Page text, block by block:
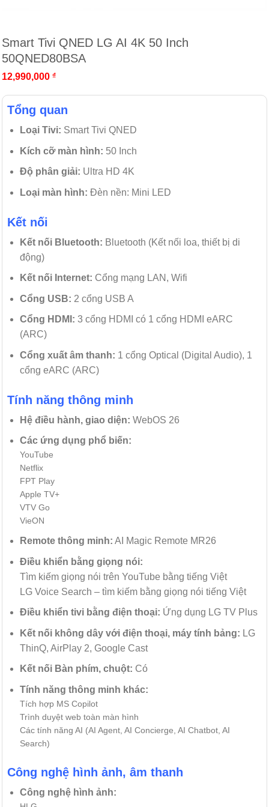
Smart Tivi QNED LG AI 4K 50 Inch
50QNED80BSA
12,990,000 ₫
Tổng quan
Loại Tivi: Smart Tivi QNED
Kích cỡ màn hình: 50 Inch
Độ phân giải: Ultra HD 4K
Loại màn hình: Đèn nền: Mini LED
Kết nối
Kết nối Bluetooth: Bluetooth (Kết nối loa, thiết bị di
động)
Kết nối Internet: Cổng mạng LAN, Wifi
Cổng USB: 2 cổng USB A
Cổng HDMI: 3 cổng HDMI có 1 cổng HDMI eARC
(ARC)
Cổng xuất âm thanh: 1 cổng Optical (Digital Audio), 1
cổng eARC (ARC)
Tính năng thông minh
Hệ điều hành, giao diện: WebOS 26
Các ứng dụng phổ biến:
YouTube
Netflix
FPT Play
Apple TV+
VTV Go
VieON
Remote thông minh: AI Magic Remote MR26
Điều khiển bằng giọng nói:
Tìm kiếm giọng nói trên YouTube bằng tiếng Việt
LG Voice Search – tìm kiếm bằng giọng nói tiếng Việt
Điều khiển tivi bằng điện thoại: Ứng dụng LG TV Plus
Kết nối không dây với điện thoại, máy tính bảng: LG
ThinQ, AirPlay 2, Google Cast
Kết nối Bàn phím, chuột: Có
Tính năng thông minh khác:
Tích hợp MS Copilot
Trình duyệt web toàn màn hình
Các tính năng AI (AI Agent, AI Concierge, AI Chatbot, AI
Search)
Công nghệ hình ảnh, âm thanh
Công nghệ hình ảnh: